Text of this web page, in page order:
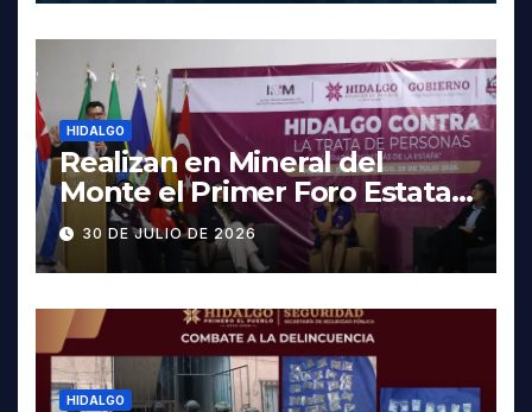
HIDALGO
Realizan en Mineral del
Monte el Primer Foro Estatal
contra la Trata de Personas
30 DE JULIO DE 2026
HIDALGO